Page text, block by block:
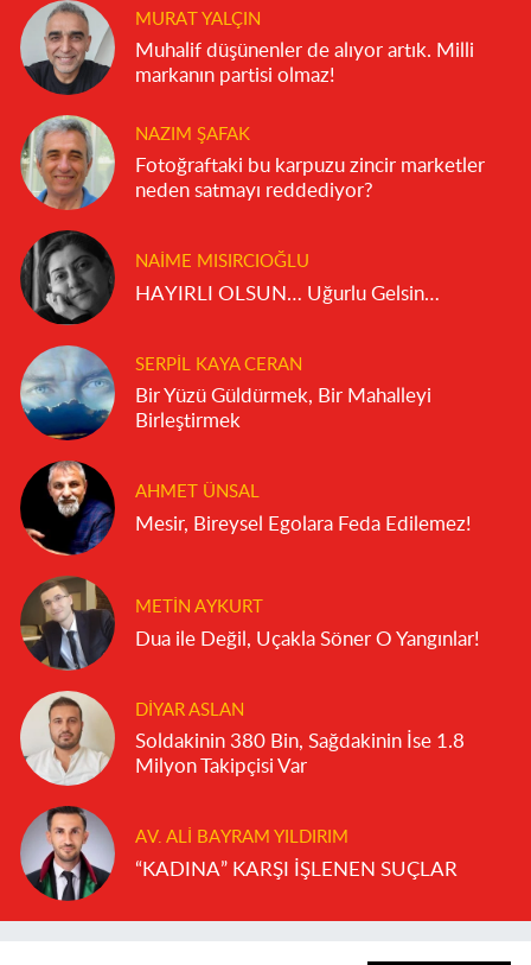
MURAT YALÇIN
Muhalif düşünenler de alıyor artık. Milli
markanın partisi olmaz!
NAZIM ŞAFAK
Fotoğraftaki bu karpuzu zincir marketler
neden satmayı reddediyor?
NAIME MISIRCIOĞLU
HAYIRLI OLSUN… Uğurlu Gelsin…
SERPIL KAYA CERAN
Bir Yüzü Güldürmek, Bir Mahalleyi
Birleştirmek
AHMET ÜNSAL
Mesir, Bireysel Egolara Feda Edilemez!
METIN AYKURT
Dua ile Değil, Uçakla Söner O Yangınlar!
DIYAR ASLAN
Soldakinin 380 Bin, Sağdakinin İse 1.8
Milyon Takipçisi Var
AV. ALI BAYRAM YILDIRIM
“KADINA” KARŞI İŞLENEN SUÇLAR